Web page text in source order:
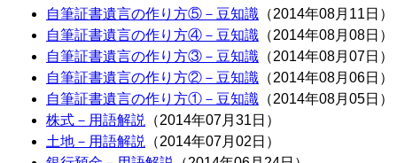
自筆証書遺言の作り方⑤－豆知識 （2014年08月11日）
自筆証書遺言の作り方④－豆知識 （2014年08月08日）
自筆証書遺言の作り方③－豆知識 （2014年08月07日）
自筆証書遺言の作り方②－豆知識 （2014年08月06日）
自筆証書遺言の作り方①－豆知識 （2014年08月05日）
株式－用語解説
（2014年07月31日）
土地－用語解説
（2014年07月02日）